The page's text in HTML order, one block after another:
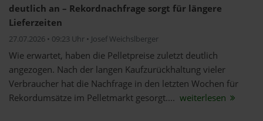
deutlich an – Rekordnachfrage sorgt für längere
Lieferzeiten
27.07.2026 • 09:23 Uhr • Josef Weichslberger
Wie erwartet, haben die Pelletpreise zuletzt deutlich
angezogen. Nach der langen Kaufzurückhaltung vieler
Verbraucher hat die Nachfrage in den letzten Wochen für
Rekordumsätze im Pelletmarkt gesorgt.... weiterlesen